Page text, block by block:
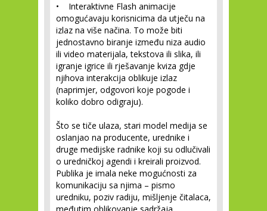
• Interaktivne Flash animacije
omogućavaju korisnicima da utječu na
izlaz na više načina. To može biti
jednostavno biranje između niza audio
ili video materijala, tekstova ili slika, ili
igranje igrice ili rješavanje kviza gdje
njihova interakcija oblikuje izlaz
(naprimjer, odgovori koje pogode i
koliko dobro odigraju).
Što se tiče ulaza, stari model medija se
oslanjao na producente, urednike i
druge medijske radnike koji su odlučivali
o uredničkoj agendi i kreirali proizvod.
Publika je imala neke mogućnosti za
komunikaciju sa njima – pismo
uredniku, poziv radiju, mišljenje čitalaca,